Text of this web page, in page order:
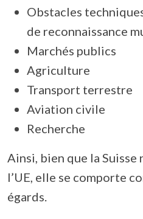
Obstacles
de reconnaissance
Marchés publics
Agriculture
Transport terrestre
Aviation civile
Recherche
Ainsi, bien que la Suisse
l’UE, elle se comporte
égards.